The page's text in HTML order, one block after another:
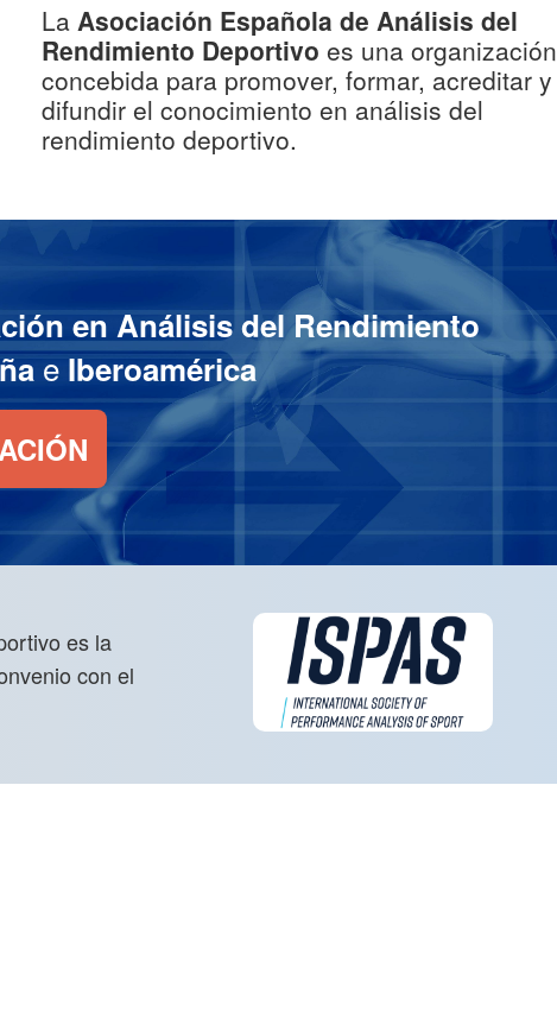
La Asociación Española de Análisis del
Rendimiento Deportivo es una organización
concebida para promover, formar, acreditar y
difundir el conocimiento en análisis del
rendimiento deportivo.
en Análisis del Rendimiento
eIberoamérica
es la
con el